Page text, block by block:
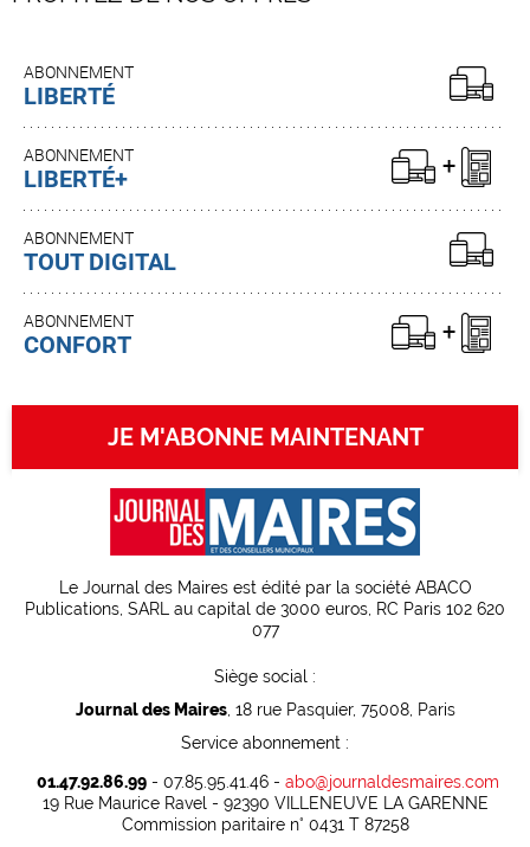
ABONNEMENT
LIBERTÉ
ABONNEMENT
LIBERTÉ+
ABONNEMENT
TOUT DIGITAL
ABONNEMENT
CONFORT
JE M'ABONNE MAINTENANT
Le Journal des Maires est édité par la société ABACO
Publications, SARL au capital de 3000 euros, RC Paris 102 620
077
Siège social :
Journal des Maires, 18 rue Pasquier, 75008, Paris
Service abonnement :
01.47.92.86.99- 07.85.95.41.46 - abo@journaldesmaires.com
19 Rue Maurice Ravel - 92390 VILLENEUVE LA GARENNE
Commission paritaire n° 0431 T 87258